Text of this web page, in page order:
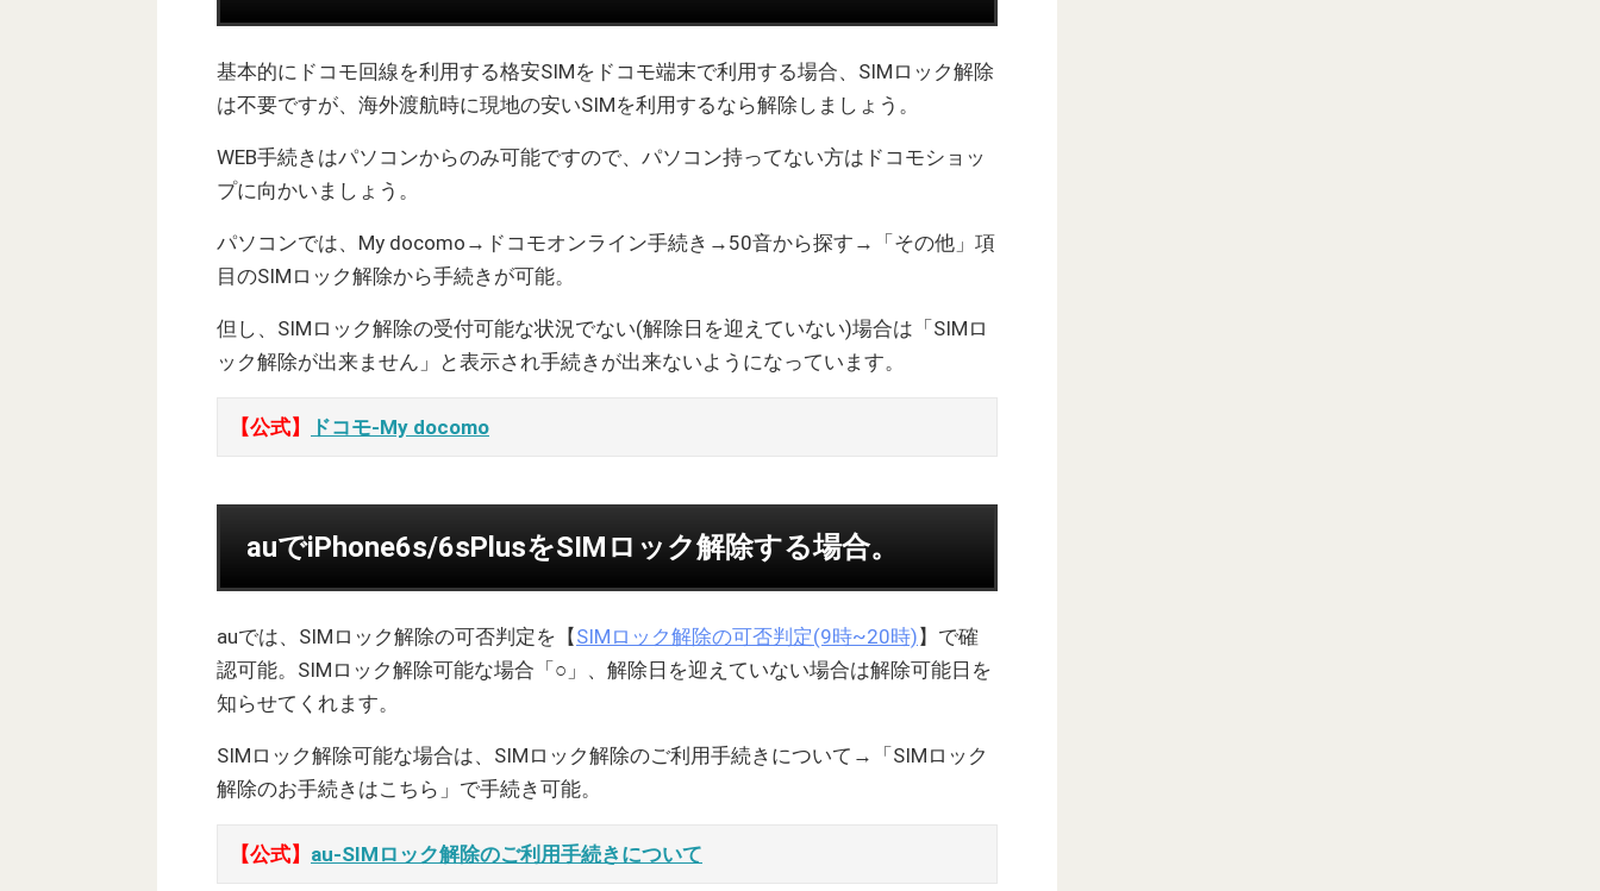
基本的にドコモ回線を利用する格安SIMをドコモ端末で利用する場合、SIMロック解除
は不要ですが、海外渡航時に現地の安いSIMを利用するなら解除しましょう。
WEB手続きはパソコンからのみ可能ですので、パソコン持ってない方はドコモショッ
プに向かいましょう。
パソコンでは、My docomo→ドコモオンライン手続き→50音から探す→「その他」項
目のSIMロック解除から手続きが可能。
但し、SIMロック解除の受付可能な状況でない(解除日を迎えていない)場合は「SIMロ
ック解除が出来ません」と表示され手続きが出来ないようになっています。
【公式】 ドコモ-My docomo
auでiPhone6s/6sPlusをSIMロック解除する場合。
auでは、SIMロック解除の可否判定を【SIMロック解除の可否判定(9時~20時)】で確
認可能。SIMロック解除可能な場合「○」、解除日を迎えていない場合は解除可能日を
知らせてくれます。
SIMロック解除可能な場合は、SIMロック解除のご利用手続きについて→「SIMロック
解除のお手続きはこちら」で手続き可能。
【公式】 au-SIMロック解除のご利用手続きについて